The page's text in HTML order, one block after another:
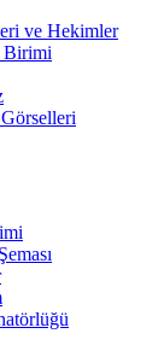
ve Hekimler
Birimi